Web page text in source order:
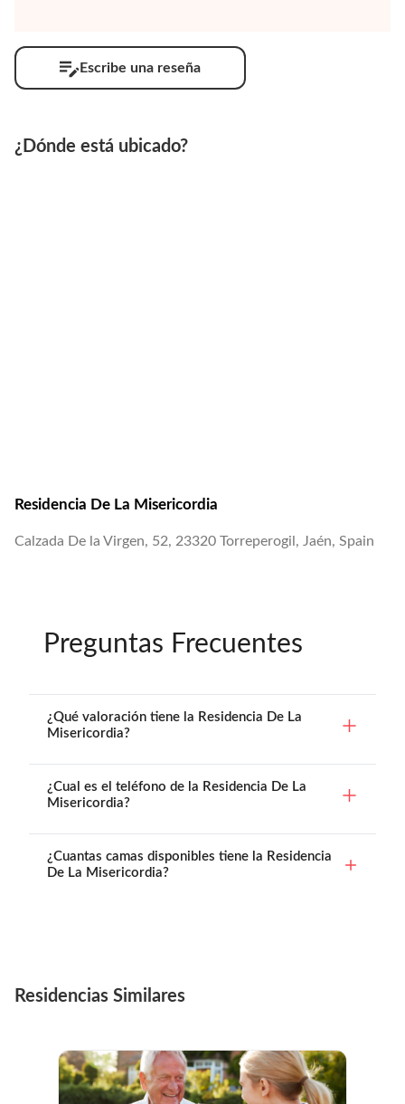
Escribe una reseña
¿Dónde está ubicado?
Residencia De La Misericordia
Calzada De la Virgen, 52, 23320 Torreperogil, Jaén, Spain
Preguntas Frecuentes
¿Qué valoración tiene la Residencia De La
Misericordia?
¿Cual es el teléfono de la Residencia De La
Misericordia?
¿Cuantas camas disponibles tiene la Residencia
De La Misericordia?
Residencias Similares